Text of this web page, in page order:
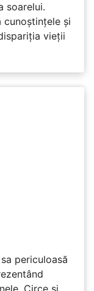
soarelui.
cunoștințele și
vieții
periculoasă
Circe și